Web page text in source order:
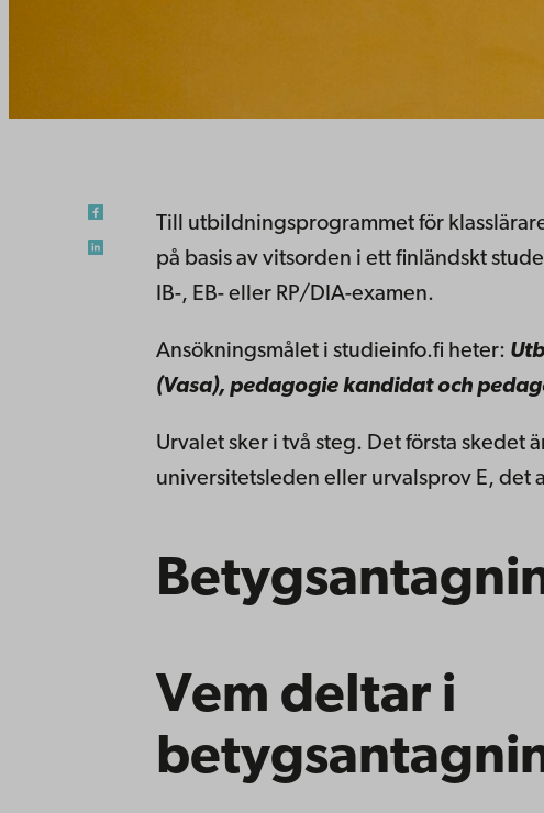
Till utbildningsprogrammet för
på basis av vitsorden i ett finländskt
IB-, EB- eller RP/DIA-examen.
Ansökningsmålet i studieinfo.fi heter:
(Vasa), pedagogie kandidat och
Urvalet sker i två steg. Det första skedet
universitetsleden eller urvalsprov E, det
Vem deltar i